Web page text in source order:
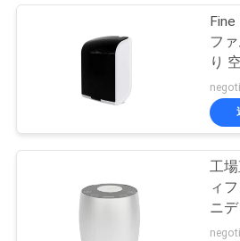
フ
り
ク
工
ィ
ニ
ア